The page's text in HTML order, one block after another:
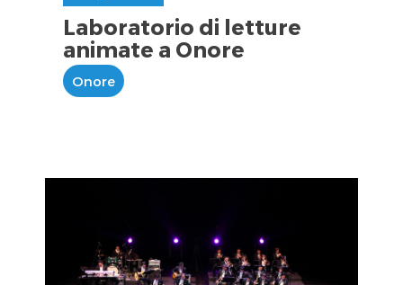
Laboratorio di letture
animate a Onore
Onore